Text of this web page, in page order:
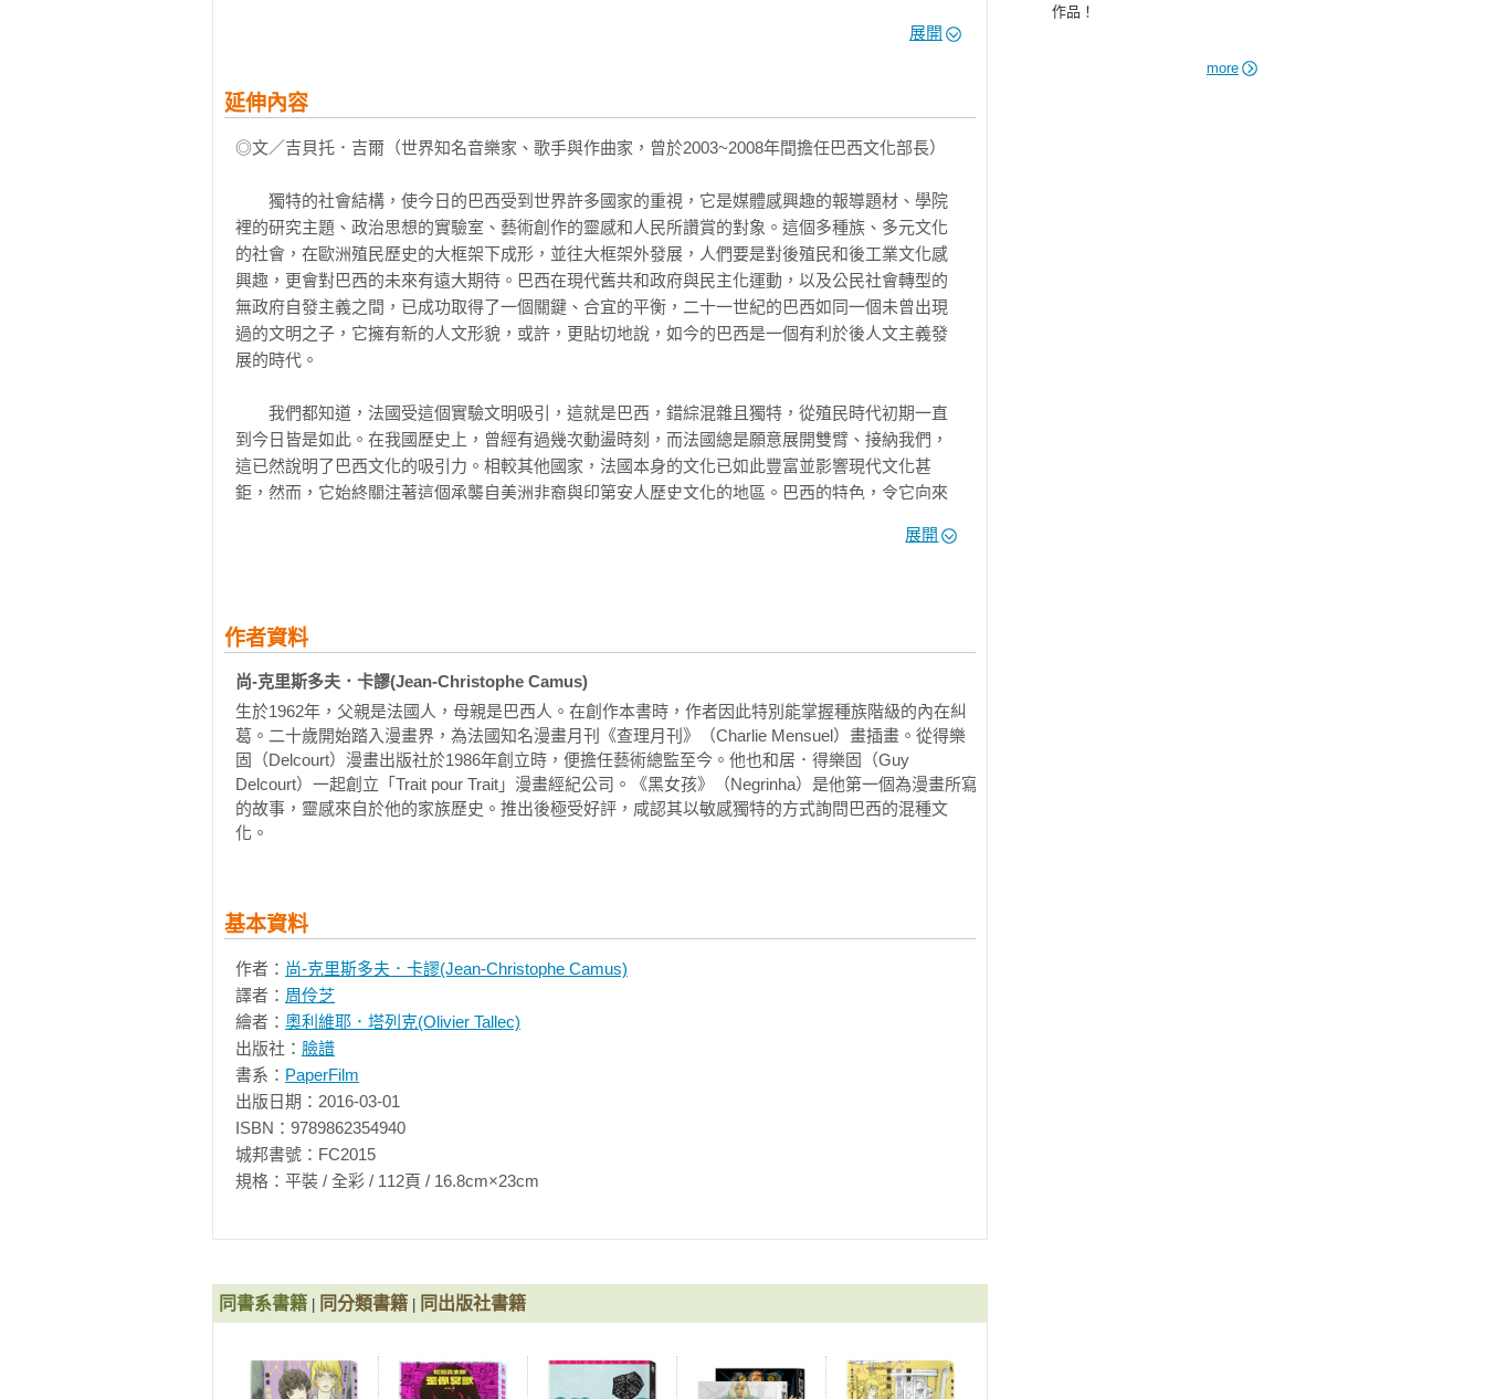
作品！
more
一段由親情、友情與愛情交織而成的感人物語
一個深度刻劃巴西人情風貌，引領我們反思混種殖民文化的絕佳好書
海倫清桃（演員）
陳安儀（親職專欄作家）
彭菊仙（暢銷親子書作家）
蘇明進（親職專欄作家）
（按姓名筆畫排列）
展開
延伸內容
◎文／吉貝托．吉爾（世界知名音樂家、歌手與作曲家，曾於2003~2008年間擔任巴西文化部長）
獨特的社會結構，使今日的巴西受到世界許多國家的重視，它是媒體感興趣的報導題材、學院
裡的研究主題、政治思想的實驗室、藝術創作的靈感和人民所讚賞的對象。這個多種族、多元文化
的社會，在歐洲殖民歷史的大框架下成形，並往大框架外發展，人們要是對後殖民和後工業文化感
興趣，更會對巴西的未來有遠大期待。巴西在現代舊共和政府與民主化運動，以及公民社會轉型的
無政府自發主義之間，已成功取得了一個關鍵、合宜的平衡，二十一世紀的巴西如同一個未曾出現
過的文明之子，它擁有新的人文形貌，或許，更貼切地說，如今的巴西是一個有利於後人文主義發
展的時代。
我們都知道，法國受這個實驗文明吸引，這就是巴西，錯綜混雜且獨特，從殖民時代初期一直
到今日皆是如此。在我國歷史上，曾經有過幾次動盪時刻，而法國總是願意展開雙臂、接納我們，
這已然說明了巴西文化的吸引力。相較其他國家，法國本身的文化已如此豐富並影響現代文化甚
鉅，然而，它始終關注著這個承襲自美洲非裔與印第安人歷史文化的地區。巴西的特色，令它向來
上，試著融合並延續巴西的血肉與靈魂。這本書在本質上也同時是「現代文學—漫畫—法國／巴西
敘事」的混種類型。若是拓寬「混種」一詞的詞意，這個由各個家庭交織而成的一個大家族的卡利
歐卡（carioque）1故事，也同時說明了一個想像中的「混種」敘事：一個為多元種族、宗教與文化
而生的家族之女。
故事裡的主角其實就是在巴西路上來來往往的人們，從他們被發現的那一刻直到今日都是。
展開
作者資料
尚-克里斯多夫．卡謬(Jean-Christophe Camus)
生於1962年，父親是法國人，母親是巴西人。在創作本書時，作者因此特別能掌握種族階級的內在糾
葛。二十歲開始踏入漫畫界，為法國知名漫畫月刊《查理月刊》（Charlie Mensuel）畫插畫。從得樂
固（Delcourt）漫畫出版社於1986年創立時，便擔任藝術總監至今。他也和居．得樂固（Guy
Delcourt）一起創立「Trait pour Trait」漫畫經紀公司。《黑女孩》（Negrinha）是他第一個為漫畫所寫
的故事，靈感來自於他的家族歷史。推出後極受好評，咸認其以敏感獨特的方式詢問巴西的混種文
化。
基本資料
作者： 尚-克里斯多夫．卡謬(Jean-Christophe Camus)
譯者： 周伶芝
繪者： 奧利維耶．塔列克(Olivier Tallec)
出版社： 臉譜
書系： PaperFilm
出版日期：2016-03-01
ISBN：9789862354940
城邦書號：FC2015
規格：平裝 / 全彩 / 112頁 / 16.8cm×23cm
同書系書籍 同分類書籍 同出版社書籍